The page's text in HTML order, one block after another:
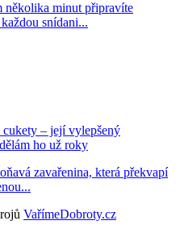
několika minut připravíte
snídani...
cukety – její vylepšený
ho už roky
zavařenina, která překvapí
VařímeDobroty.cz